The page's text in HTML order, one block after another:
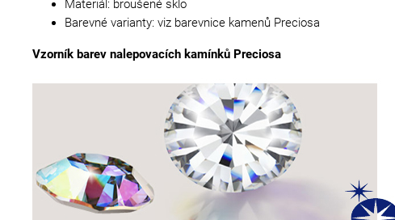
Materiál: broušené sklo
Barevné varianty: viz barevnice kamenů Preciosa
Vzorník barev nalepovacích kamínků Preciosa